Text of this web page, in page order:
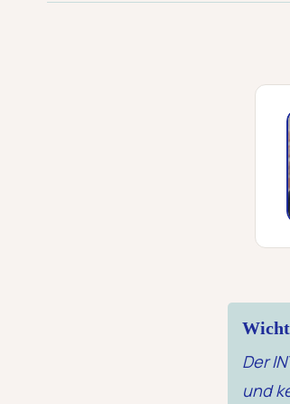
Der
und